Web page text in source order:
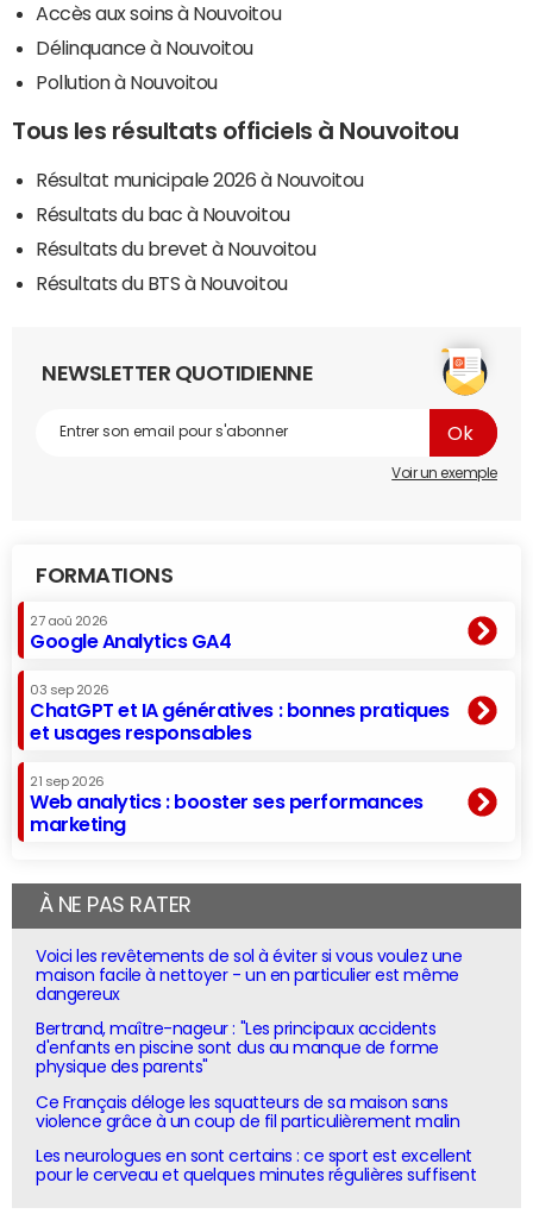
Accès aux soins à Nouvoitou
Délinquance à Nouvoitou
Pollution à Nouvoitou
Tous les résultats officiels à Nouvoitou
Résultat municipale 2026 à Nouvoitou
Résultats du bac à Nouvoitou
Résultats du brevet à Nouvoitou
Résultats du BTS à Nouvoitou
NEWSLETTER QUOTIDIENNE
Voir un exemple
FORMATIONS
27 aoû 2026
Google Analytics GA4
03 sep 2026
ChatGPT et IA génératives : bonnes pratiques
et usages responsables
21 sep 2026
Web analytics : booster ses performances
marketing
À NE PAS RATER
Voici les revêtements de sol à éviter si vous voulez une
maison facile à nettoyer - un en particulier est même
dangereux
Bertrand, maître-nageur : "Les principaux accidents
d'enfants en piscine sont dus au manque de forme
physique des parents"
Ce Français déloge les squatteurs de sa maison sans
violence grâce à un coup de fil particulièrement malin
Les neurologues en sont certains : ce sport est excellent
pour le cerveau et quelques minutes régulières suffisent